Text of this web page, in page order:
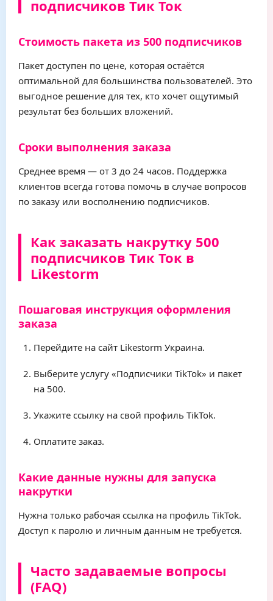
подписчиков Тик Ток
Стоимость пакета из 500 подписчиков
Пакет доступен по цене, которая остаётся
оптимальной для большинства пользователей. Это
выгодное решение для тех, кто хочет ощутимый
результат без больших вложений.
Сроки выполнения заказа
Среднее время — от 3 до 24 часов. Поддержка
клиентов всегда готова помочь в случае вопросов
по заказу или восполнению подписчиков.
Как заказать накрутку 500
подписчиков Тик Ток в
Likestorm
Пошаговая инструкция оформления
заказа
Перейдите на сайт Likestorm Украина.
Выберите услугу «Подписчики TikTok» и пакет
на 500.
Укажите ссылку на свой профиль TikTok.
Оплатите заказ.
Какие данные нужны для запуска
накрутки
Нужна только рабочая ссылка на профиль TikTok.
Доступ к паролю и личным данным не требуется.
Часто задаваемые вопросы
(FAQ)